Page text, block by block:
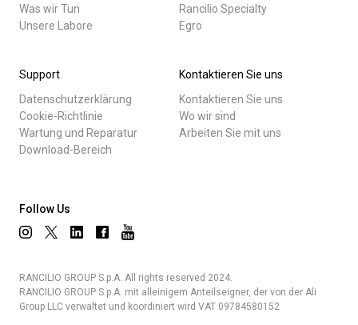
Was wir Tun
Unsere Labore
Rancilio Specialty
Egro
Support
Datenschutzerklärung
Cookie-Richtlinie
Wartung und Reparatur
Download-Bereich
Kontaktieren Sie uns
Kontaktieren Sie uns
Wo wir sind
Arbeiten Sie mit uns
Follow Us
RANCILIO GROUP S.p.A. All rights reserved 2024.
RANCILIO GROUP S.p.A. mit alleinigem Anteilseigner, der von der Ali
Group LLC verwaltet und koordiniert wird VAT 09784580152